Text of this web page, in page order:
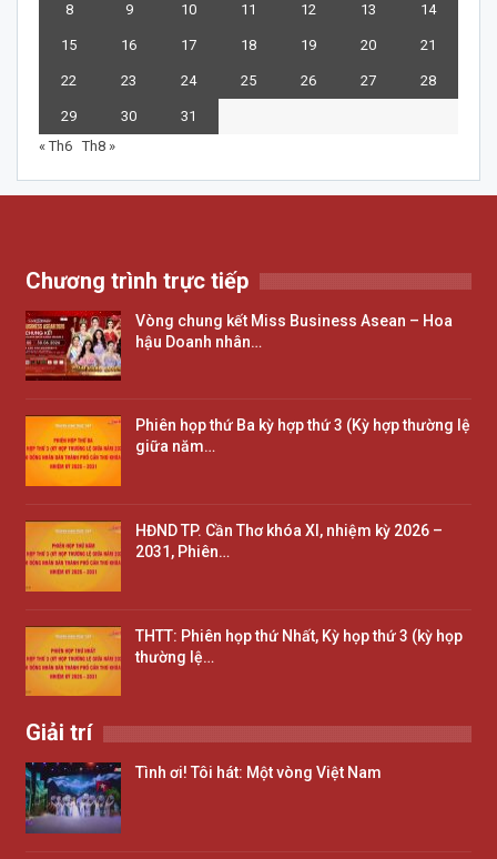
8 9 10 11 12 13 14
15 16 17 18 19 20 21
22 23 24 25 26 27 28
29 30
31
« Th6 Th8 »
Chương trình trực tiếp
Vòng chung kết Miss Business Asean – Hoa
hậu Doanh nhân…
Phiên họp thứ Ba kỳ hợp thứ 3 (Kỳ hợp thường lệ
giữa năm…
HĐND TP. Cần Thơ khóa XI, nhiệm kỳ 2026 –
2031, Phiên…
THTT: Phiên họp thứ Nhất, Kỳ họp thứ 3 (kỳ họp
thường lệ…
Giải trí
Tình ơi! Tôi hát: Một vòng Việt Nam